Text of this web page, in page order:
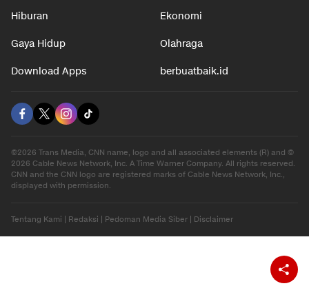
Hiburan Ekonomi
Gaya Hidup Olahraga
Download Apps berbuatbaik.id
©2026 Trans Media, CNN name, logo and all associated elements (R) and ©
2026 Cable News Network, Inc. A Time Warner Company. All rights reserved.
CNN and the CNN logo are registered marks of Cable News Network, Inc.,
displayed with permission.
Tentang Kami Redaksi Pedoman Media Siber Disclaimer